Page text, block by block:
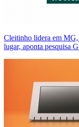
Cleitinho lidera em MG,
lugar, aponta pesquisa